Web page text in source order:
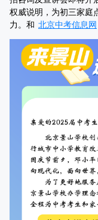
权威说明，为初三家庭
力。和 北京中考信息网